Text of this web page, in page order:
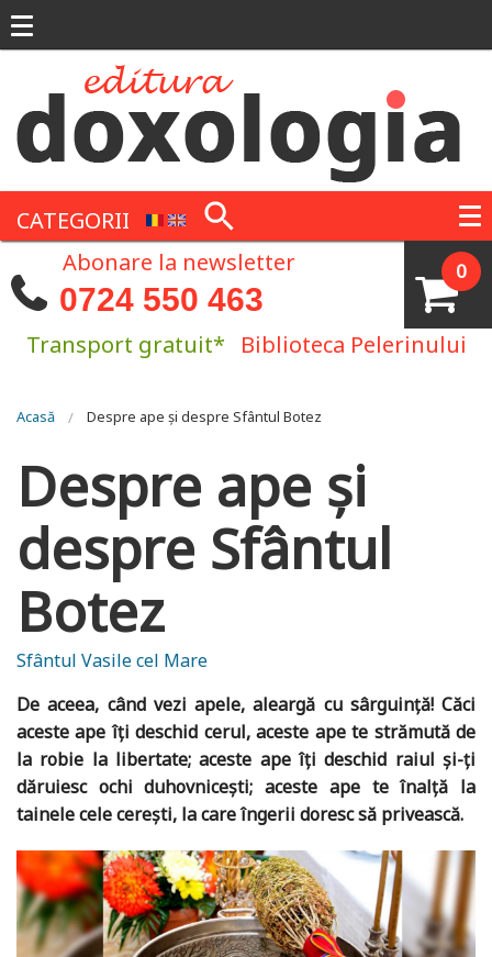
CATEGORII
0
Abonare la newsletter
0724 550 463
Transport gratuit* Biblioteca Pelerinului
Eşti aici
Acasă Despre ape și despre Sfântul Botez
Despre ape și
despre Sfântul
Botez
Sfântul Vasile cel Mare
De aceea, când vezi apele, aleargă cu sârguință! Căci
aceste ape îți deschid cerul, aceste ape te strămută de
la robie la libertate; aceste ape îți deschid raiul și-ți
dăruiesc ochi duhovnicești; aceste ape te înalță la
tainele cele cerești, la care îngerii doresc să privească.